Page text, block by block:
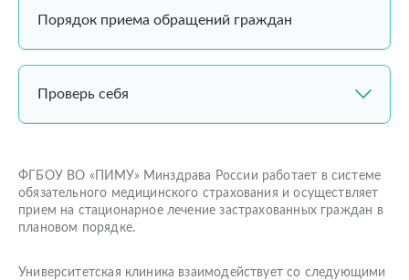
Порядок приема обращений граждан
Проверь себя
ФГБОУ ВО «ПИМУ» Минздрава России работает в системе
обязательного медицинского страхования и осуществляет
прием на стационарное лечение застрахованных граждан в
плановом порядке.
Университетская клиника взаимодействует со следующими